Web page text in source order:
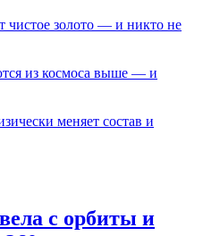
чистое золото — и никто не
из космоса выше — и
меняет состав и
с орбиты и